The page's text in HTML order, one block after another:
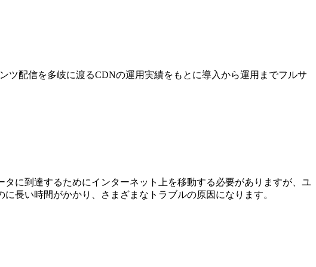
ツ配信を多岐に渡るCDNの運用実績をもとに導入から運用までフルサ
に到達するためにインターネット上を移動する必要がありますが、ユ
⻑い時間がかかり、さまざまなトラブルの原因になります。